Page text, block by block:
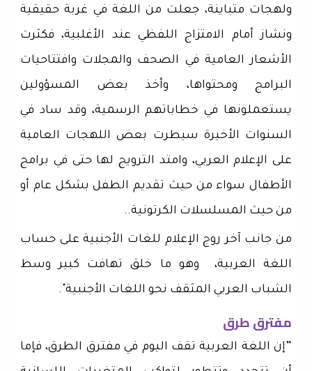
ولهجات متباينة، جعلت من اللغة في غربة حقيقية
ونشاز أمام الامتزاج اللفظي عند الأغلبية، فكثرت
الأشعار العامية في الصحف والمجلات وافتتاحيات
البرامج ومحتواها، وأخذ بعض المسؤولين
يستعملونها في خطاباتهم الرسمية، وقد ساد في
السنوات الأخيرة سيطرت بعض اللهجات العامية
على الإعلام العربي، وامتد الترويج لها حتى في برامج
الأطفال سواء من حيث تقديم الطفل بشكل عام أو
من حيث المسلسلات الكرتونية..
من جانب آخر روج الإعلام للغات الأجنبية على حساب
اللغة العربية، وهو ما خلق تهافت كبير وسط
الشباب العربي المثقف نحو اللغات الأجنبية".
مفترق طرق
”إن اللغة العربية تقف اليوم في مفترق الطرق، فإما